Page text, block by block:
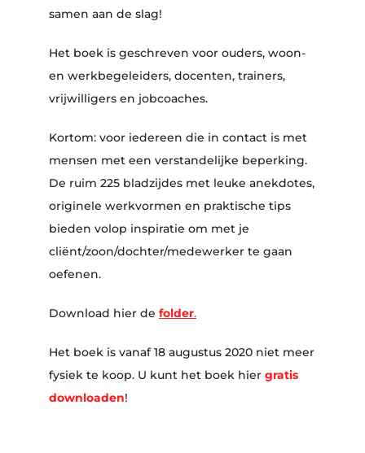
samen aan de slag!
Het boek is geschreven voor ouders, woon-
en werkbegeleiders, docenten, trainers,
vrijwilligers en jobcoaches.
Kortom: voor iedereen die in contact is met
mensen met een verstandelijke beperking.
De ruim 225 bladzijdes met leuke anekdotes,
originele werkvormen en praktische tips
bieden volop inspiratie om met je
cliënt/zoon/dochter/medewerker te gaan
oefenen.
Download hier de folder.
Het boek is vanaf 18 augustus 2020 niet meer
fysiek te koop. U kunt het boek hier gratis
downloaden!